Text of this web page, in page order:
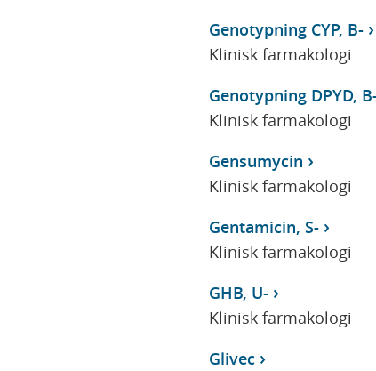
Genotypning CYP, B-
Klinisk farmakologi
Genotypning DPYD,
Klinisk farmakologi
Gensumycin
Klinisk farmakologi
Gentamicin, S-
Klinisk farmakologi
GHB, U-
Klinisk farmakologi
Glivec